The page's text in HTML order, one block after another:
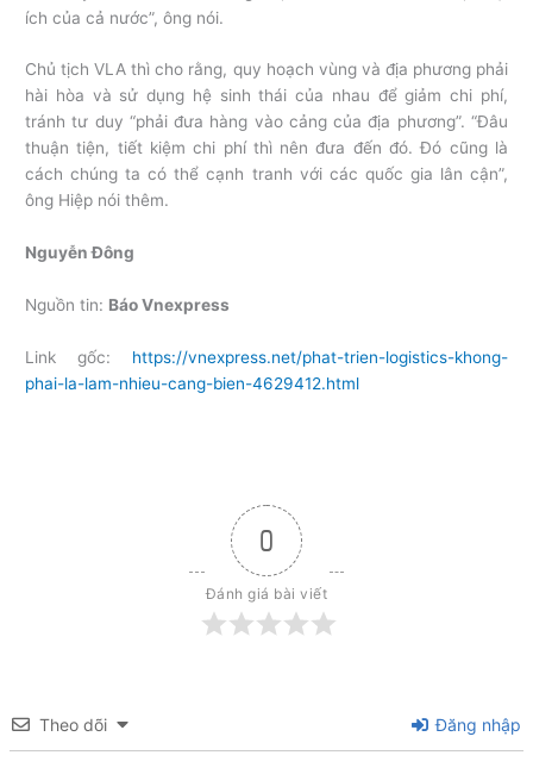
ích của cả nước”, ông nói.
Chủ tịch VLA thì cho rằng, quy hoạch vùng và địa phương phải
hài hòa và sử dụng hệ sinh thái của nhau để giảm chi phí,
tránh tư duy “phải đưa hàng vào cảng của địa phương”. “Đâu
thuận tiện, tiết kiệm chi phí thì nên đưa đến đó. Đó cũng là
cách chúng ta có thể cạnh tranh với các quốc gia lân cận”,
ông Hiệp nói thêm.
Nguyễn Đông
Nguồn tin: Báo Vnexpress
Link gốc: https://vnexpress.net/phat-trien-logistics-khong-
phai-la-lam-nhieu-cang-bien-4629412.html
0
Đánh giá bài viết
Theo dõi Đăng nhập